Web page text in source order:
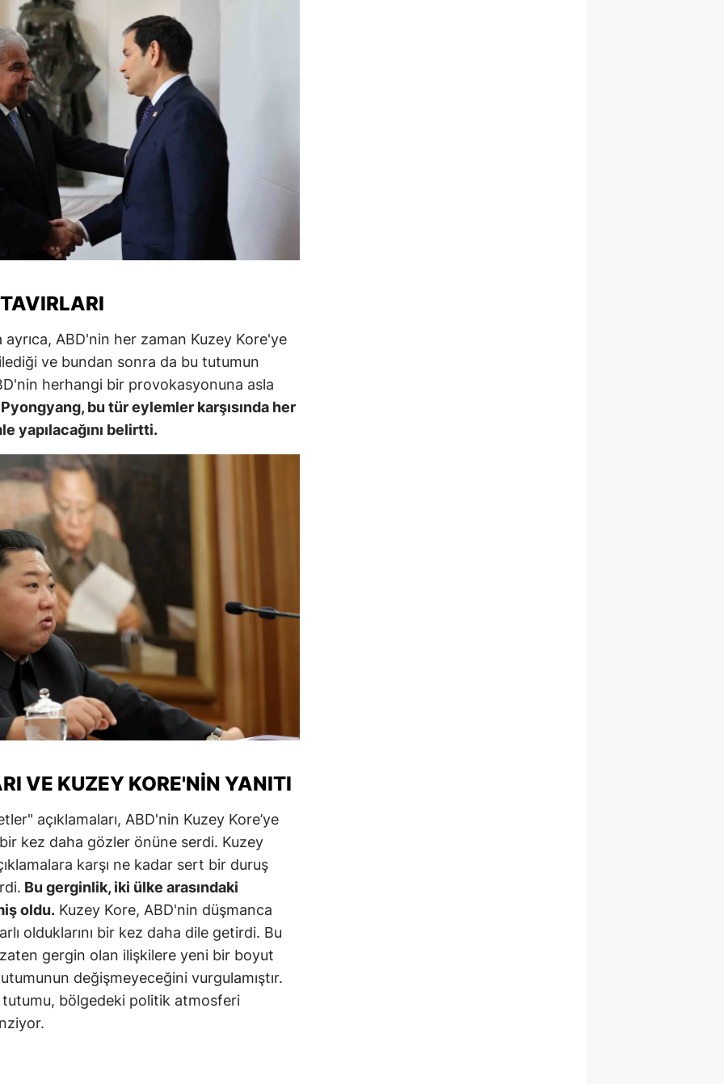
ayrıca, ABD'nin her zaman Kuzey Kore'ye
ve bundan sonra da bu tutumun
herhangi bir provokasyonuna asla
Pyongyang, bu tür eylemler karşısında her
yapılacağını belirtti.
VE KUZEY KORE'NIN YANITI
açıklamaları, ABD'nin Kuzey Kore’ye
bir kez daha gözler önüne serdi. Kuzey
karşı ne kadar sert bir duruş
Bu gerginlik, iki ülke arasındaki
oldu. Kuzey Kore, ABD'nin düşmanca
olduklarını bir kez daha dile getirdi. Bu
zaten gergin olan ilişkilere yeni bir boyut
değişmeyeceğini vurgulamıştır.
bölgedeki politik atmosferi